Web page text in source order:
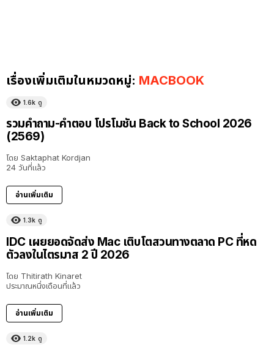
เรื่องเพิ่มเติมในหมวดหมู่: MACBOOK
1.6k ดู
รวมคำถาม-คำตอบ โปรโมชัน Back to School 2026
(2569)
โดย Saktaphat Kordjan
24 วันที่แล้ว
อ่านเพิ่มเติม
1.3k ดู
IDC เผยยอดจัดส่ง Mac เติบโตสวนทางตลาด PC ที่หด
ตัวลงในไตรมาส 2 ปี 2026
โดย Thitirath Kinaret
ประมาณหนึ่งเดือนที่แล้ว
อ่านเพิ่มเติม
1.2k ดู